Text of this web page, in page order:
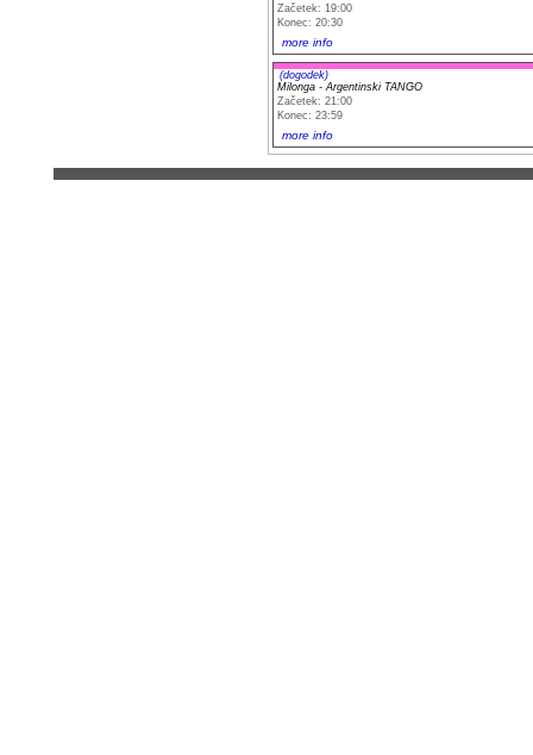
Začetek: 19:00
Konec: 20:30
more info
(dogodek)
Milonga - Argentinski TANGO
Začetek: 21:00
Konec: 23:59
more info